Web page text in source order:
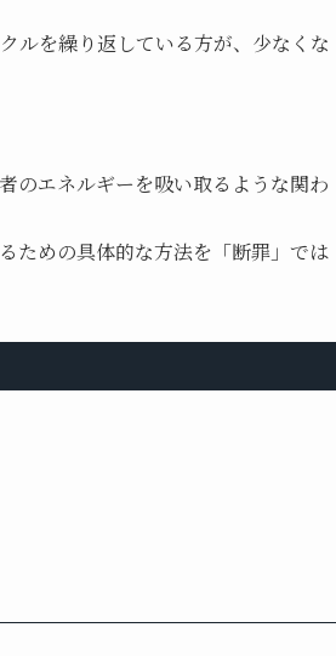
ルを繰り返している方が、少なくな
のエネルギーを吸い取るような関わ
ための具体的な方法を「断罪」では